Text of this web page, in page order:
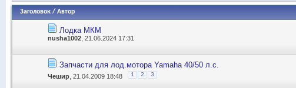
Заголовок / Автор
Лодка МКМ
nusha1002 , 21.06.2024 17:31
Запчасти для лод.мотора Yamaha 40/50 л.с.
Чешир , 21.04.2009 18:48 1 2 3